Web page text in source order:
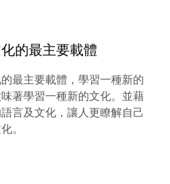
的最主要載體
最主要載體，學習一種新的
著學習一種新的文化。並藉
言及文化，讓人更瞭解自己
。